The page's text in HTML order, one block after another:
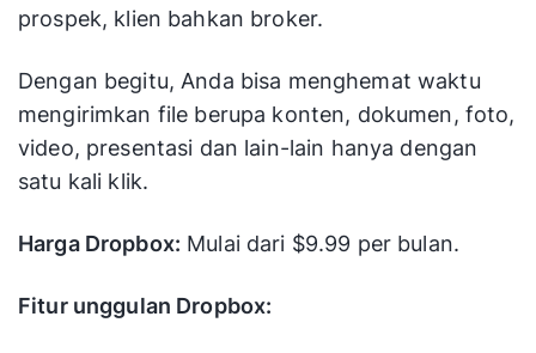
prospek, klien bahkan broker.
Dengan begitu, Anda bisa menghemat waktu
mengirimkan file berupa konten, dokumen, foto,
video, presentasi dan lain-lain hanya dengan
satu kali klik.
Harga Dropbox: Mulai dari $9.99 per bulan.
Fitur unggulan Dropbox: